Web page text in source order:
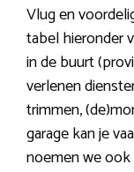
Vlug en
tabel hieronder
in de buurt
verlenen
trimmen,
garage kan je
noemen we